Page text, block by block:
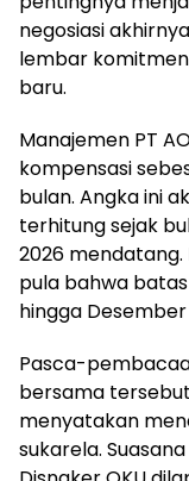
negosiasi
lembar
baru.
Manajemen PT
kompensasi
bulan. Angka ini
terhitung sejak
2026
pula bahwa
hingga Desember
Pasca-
bersama
menyatakan
sukarela.